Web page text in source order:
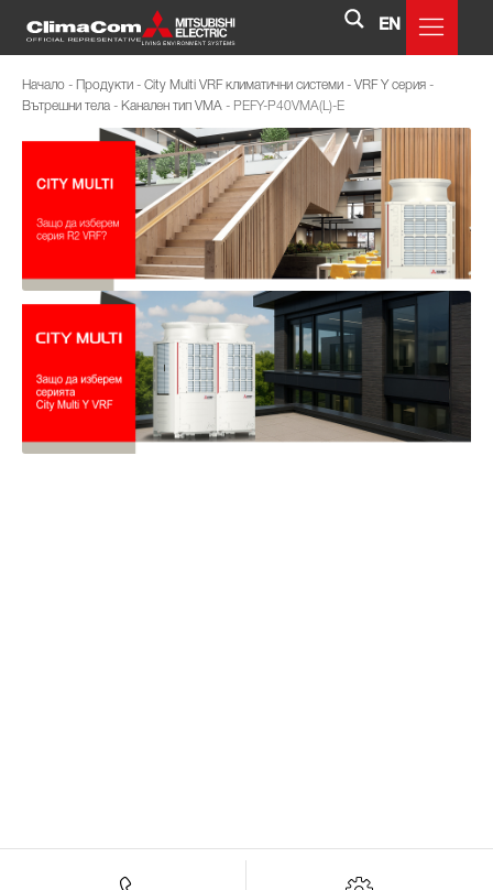
EN
Начало - Продукти - City Multi VRF климатични системи - VRF Y серия -
Вътрешни тела - Канален тип VMA - PEFY-P40VMA(L)-E